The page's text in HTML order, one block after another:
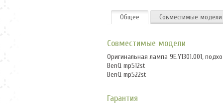
Общее Совместимые модели
Совместимые модели
Оригинальная лампа 9E.Y1301.001,
BenQ mp512st
BenQ mp522st
Гарантия